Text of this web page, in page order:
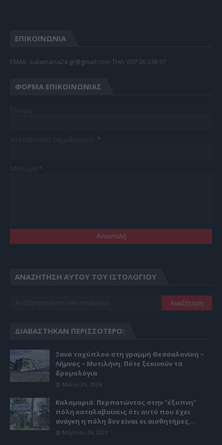
ΕΠΙΚΟΙΝΩΝΙΑ
EMAIL: kalamaria24.gr@gmail.com TΗΛ: 697 36 236 97
ΦΌΡΜΑ ΕΠΙΚΟΙΝΩΝΊΑΣ
ΑΝΑΖΉΤΗΣΗ ΑΥΤΟΎ ΤΟΥ ΙΣΤΟΛΟΓΊΟΥ
ΔΙΑΒΆΣΤΗΚΑΝ ΠΕΡΙΣΣΌΤΕΡΟ:
Ξανά ταχύπλοο στη γραμμή Θεσσαλονίκη –
Λήμνος – Μυτιλήνη. Πότε ξεκινούν τα
δρομολόγια
Μαΐου 26, 2024
Καλαμαριά: Περπατώντας στην "έξυπνη"
πόλη καταλαβαίνεις ότι αυτό που έχει
ανάγκη η πόλη δεν είναι οι αισθητήρες...
Μαρτίου 24, 2023